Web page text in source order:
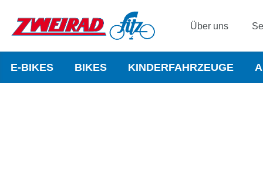
Über uns
E-BIKES BIKES KINDERFAHRZEUGE